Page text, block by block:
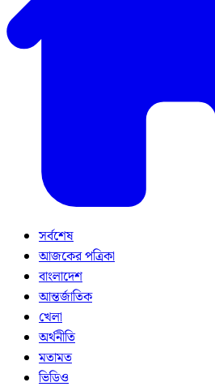
সর্বশেষ
আজকের পত্রিকা
বাংলাদেশ
আন্তর্জাতিক
খেলা
অর্থনীতি
মতামত
ভিডিও